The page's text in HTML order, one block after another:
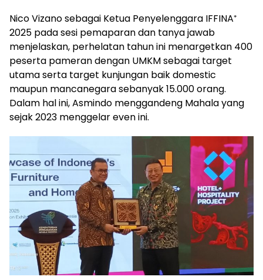
Nico Vizano sebagai Ketua Penyelenggara IFFINA⁺
2025 pada sesi pemaparan dan tanya jawab
menjelaskan, perhelatan tahun ini menargetkan 400
peserta pameran dengan UMKM sebagai target
utama serta target kunjungan baik domestic
maupun mancanegara sebanyak 15.000 orang.
Dalam hal ini, Asmindo menggandeng Mahala yang
sejak 2023 menggelar even ini.